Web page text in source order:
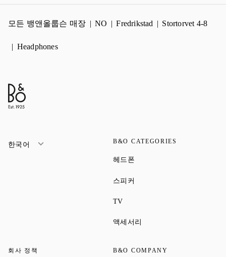
모든 뱅앤올룹슨 매장 NO Fredrikstad Stortorvet 4-8
Headphones
한국어 B&O CATEGORIES
헤드폰
스피커
TVLink Opens in New Tab
액세서리
회사 정책 B&O COMPANY